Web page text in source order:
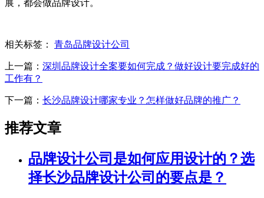
展，都会做品牌设计。
相关标签： 青岛品牌设计公司
上一篇： 深圳品牌设计全案要如何完成？做好设计要完成好的
工作有？
下一篇： 长沙品牌设计哪家专业？怎样做好品牌的推广？
推荐文章
品牌设计公司是如何应用设计的？选
择长沙品牌设计公司的要点是？